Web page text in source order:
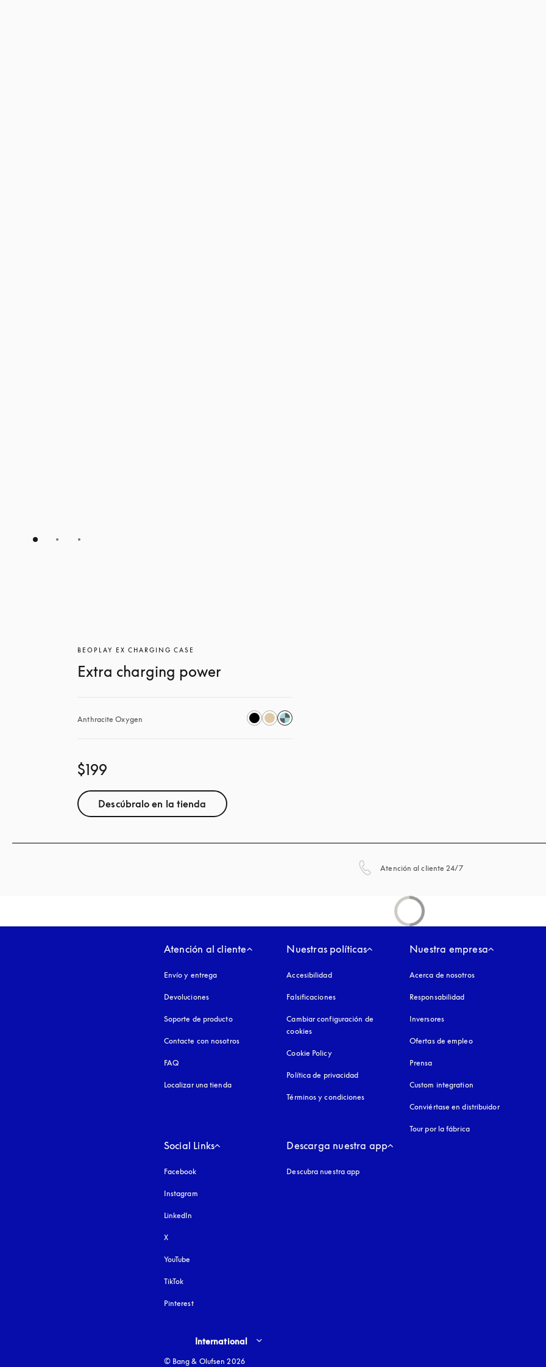
BEOPLAY EX CHARGING CASE
Extra charging power
Anthracite Oxygen
$199
Descúbralo en la tienda
Atención al cliente 24/7apertura en una pestaña
Atención al cliente
Envío y entrega
Devoluciones
Soporte de producto
Contacte con nosotros
FAQ
Localizar una tienda
Nuestras políticas
Accesibilidadapertura en una pestaña nueva
Falsificacionesapertura en una pestaña nueva
Cambiar configuración de
cookies
Cookie Policyapertura en una pestaña nueva
Política de privacidad
Términos y condiciones
Nuestra empresa
Acerca de nosotros
Responsabilidad
Inversores
Ofertas de empleo
Prensa
Custom integration
Conviértase en distribuidor
Tour por la fábrica
Social Links
Facebook
Instagram
LinkedIn
X
YouTube
TikTok
Pinterest
Descarga nuestra app
Descubra nuestra app
Select country and language
International
© Bang & Olufsen 2026